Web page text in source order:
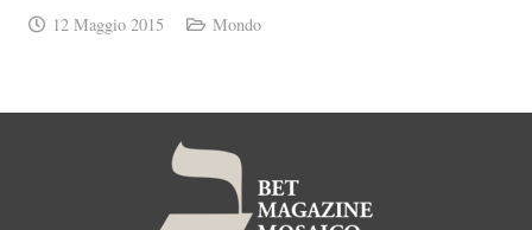
12 Maggio 2015 Mondo